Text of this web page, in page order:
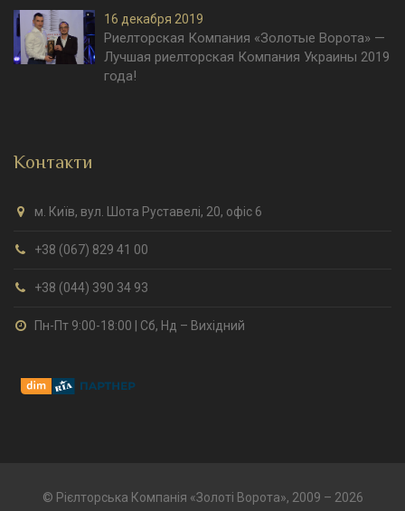
16 декабря 2019
Риелторская Компания «Золотые Ворота» —
Лучшая риелторская Компания Украины 2019
года!
Контакти
м. Київ, вул. Шота Руставелі, 20, офіс 6
+38 (067) 829 41 00
+38 (044) 390 34 93
Пн-Пт 9:00-18:00 | Сб, Нд – Вихідний
© Рієлторська Компанія «Золоті Ворота», 2009 – 2026